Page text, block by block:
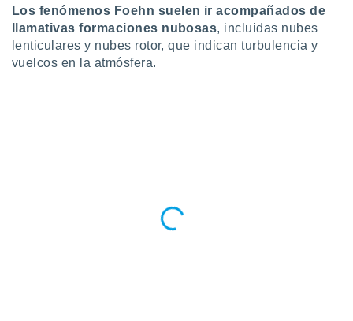
datos
momento
en
Los fenómenos Foehn suelen ir acompañados de
llamativas formaciones nubosas, incluidas nubes
lenticulares y nubes rotor, que indican turbulencia y
vuelcos en la atmósfera.